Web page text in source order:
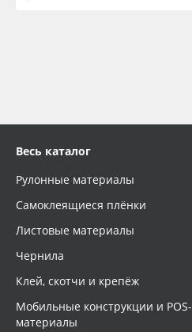
Весь каталог
Рулонные материалы
Самоклеящиеся плёнки
Листовые материалы
Чернила
Клей, скотчи и крепёж
Мобильные конструкции и POS-
материалы